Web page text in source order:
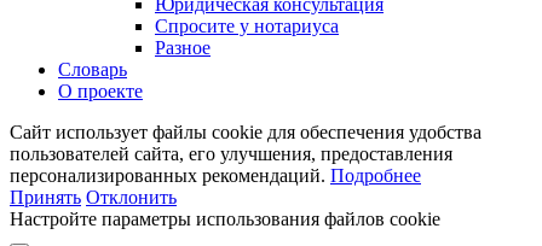
Юридическая консультация
Спросите у нотариуса
Разное
Словарь
О проекте
Сайт использует файлы cookie для обеспечения удобства
пользователей сайта, его улучшения, предоставления
персонализированных рекомендаций. Подробнее
Принять Отклонить
Настройте параметры использования файлов cookie